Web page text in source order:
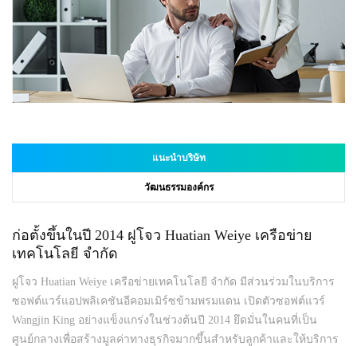
แนะนำบริษัท
วัฒนธรรมองค์กร
ก่อตั้งขึ้นในปี 2014 ฝูโจว Huatian Weiye เครือข่าย
เทคโนโลยี จำกัด
ฝูโจว Huatian Weiye เครือข่ายเทคโนโลยี จำกัด มีส่วนร่วมในบริการ
ซอฟต์แวร์แอปพลิเคชันอีคอมเมิร์ซข้ามพรมแดน เปิดตัวซอฟต์แวร์
Wangjin King อย่างแข็งแกร่งในช่วงต้นปี 2014 ยึดมั่นในคนที่เป็น
ศูนย์กลางเพื่อสร้างมูลค่าทางธุรกิจมากขึ้นสำหรับลูกค้าและให้บริการ